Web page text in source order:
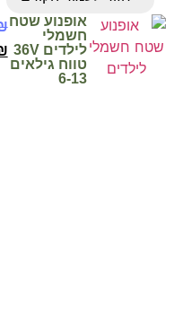
אופנוע שטח
חשמלי
לילדים 36V
טווח גילאים
6-13